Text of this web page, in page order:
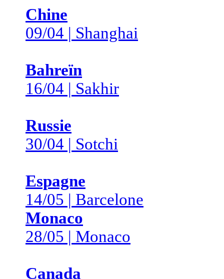
Chine
09/04 | Shanghai
Bahreïn
16/04 | Sakhir
Russie
30/04 | Sotchi
Espagne
14/05 | Barcelone
Monaco
28/05 | Monaco
Canada